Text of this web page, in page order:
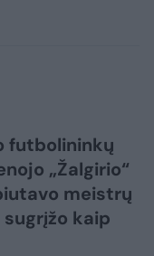
futbolininkų
„Žalgirio“
meistrų
kaip